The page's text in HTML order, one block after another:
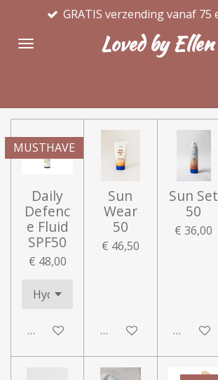
naar
Loved by Ellen
GRATIS verzending vanaf 75
MUSTHAVE
Daily
Defenc
e Fluid
SPF50
€ 48,00
In winkelwagen
Sun
Wear
50
€ 46,50
In winkelwagen
Sun Set
50
€ 36,00
In